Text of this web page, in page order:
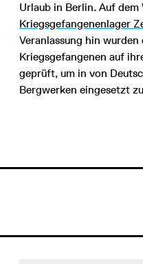
Urlaub in Berlin. Auf
Kriegsgefangenenlager
Veranlassung hin
Kriegsgefangenen auf
geprüft, um in von
Bergwerken eingesetzt